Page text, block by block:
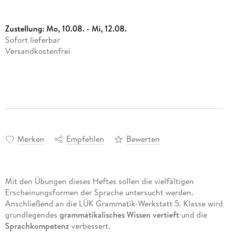
Zustellung:Mo, 10.08. - Mi, 12.08.
Sofort lieferbar
Versandkostenfrei
Merken Empfehlen Bewerten
Mit den Übungen dieses Heftes sollen die vielfältigen
Erscheinungsformen der Sprache untersucht werden.
Anschließend an die LÜK Grammatik-Werkstatt 5. Klasse wird
grundlegendes grammatikalisches Wissen vertieftund die
Sprachkompetenz verbessert.